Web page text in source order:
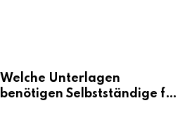
Welche Unterlagen
benötigen Selbstständige für